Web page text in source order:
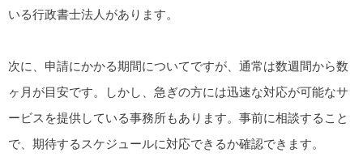
いる行政書士法人があります。
次に、申請にかかる期間についてですが、通常は数週間から数
ヶ月が目安です。しかし、急ぎの方には迅速な対応が可能なサ
ービスを提供している事務所もあります。事前に相談すること
で、期待するスケジュールに対応できるか確認できます。